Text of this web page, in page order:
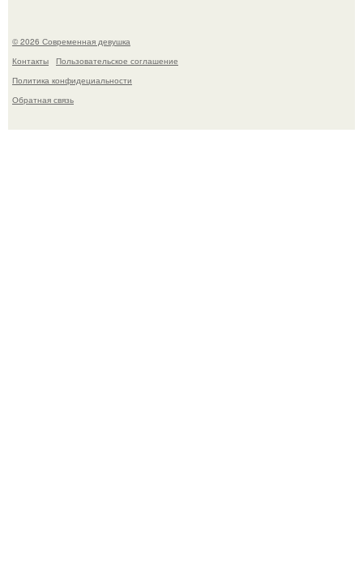
© 2026 Современная девушка
Контакты
Пользовательское соглашение
Политика конфидециальности
Обратная связь